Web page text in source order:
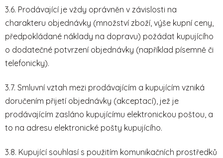
3.6. Prodávající je vždy oprávněn v závislosti na
charakteru objednávky (množství zboží, výše kupní ceny,
předpokládané náklady na dopravu) požádat kupujícího
o dodatečné potvrzení objednávky (například písemně či
telefonicky).
3.7. Smluvní vztah mezi prodávajícím a kupujícím vzniká
doručením přijetí objednávky (akceptací), jež je
prodávajícím zasláno kupujícímu elektronickou poštou, a
to na adresu elektronické pošty kupujícího.
3.8. Kupující souhlasí s použitím komunikačních prostředků